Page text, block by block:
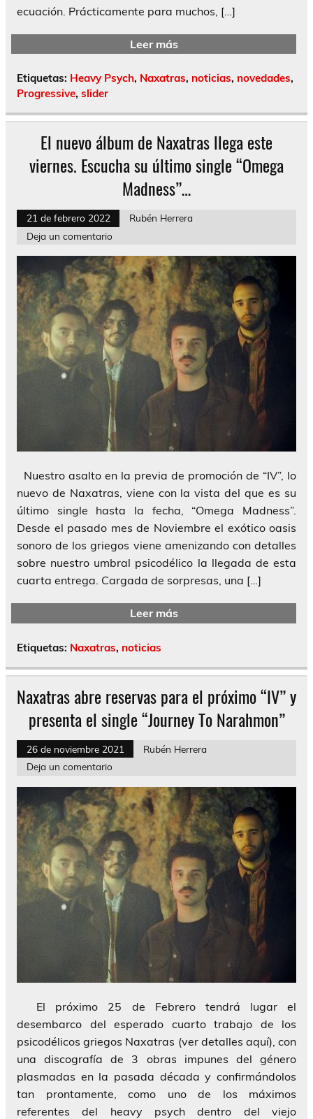
ecuación. Prácticamente para muchos, […]
Leer más
Etiquetas: Heavy Psych, Naxatras, noticias, novedades,
Progressive, slider
El nuevo álbum de Naxatras llega este
viernes. Escucha su último single “Omega
Madness”…
21 de febrero 2022
Rubén Herrera
Deja un comentario
Nuestro asalto en la previa de promoción de “IV”, lo
nuevo de Naxatras, viene con la vista del que es su
último single hasta la fecha, “Omega Madness”.
Desde el pasado mes de Noviembre el exótico oasis
sonoro de los griegos viene amenizando con detalles
sobre nuestro umbral psicodélico la llegada de esta
cuarta entrega. Cargada de sorpresas, una […]
Leer más
Etiquetas: Naxatras, noticias
Naxatras abre reservas para el próximo “IV” y
presenta el single “Journey To Narahmon”
26 de noviembre 2021
Rubén Herrera
Deja un comentario
El próximo 25 de Febrero tendrá lugar el
desembarco del esperado cuarto trabajo de los
psicodélicos griegos Naxatras (ver detalles aquí), con
una discografía de 3 obras impunes del género
plasmadas en la pasada década y confirmándolos
tan prontamente, como uno de los máximos
referentes del heavy psych dentro del viejo